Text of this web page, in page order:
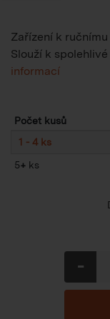
Zařízení k
Slouží k
informací
Počet kusů
1 - 4 ks
5+ ks
-